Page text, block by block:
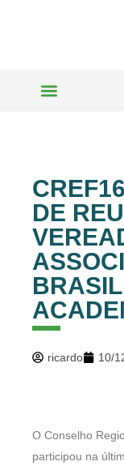
DE
ricardo 10/
O Conselho
participou na